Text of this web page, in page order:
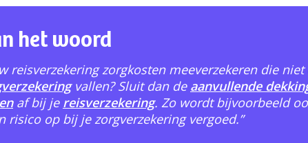
het woord
reisverzekering zorgkosten meeverzekeren die
vallen? Sluit dan de aanvullende
af bij je reisverzekering. Zo wordt bijvoorbeeld
risico op bij je zorgverzekering vergoed.”